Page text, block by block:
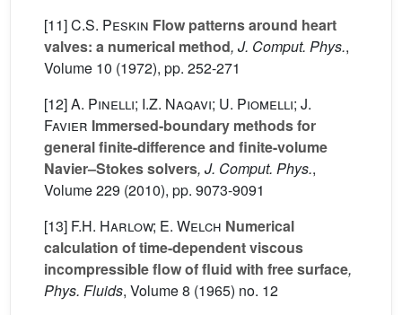
[11]C.S. Peskin Flow patterns around heart
valves: a numerical method, J. Comput. Phys.,
Volume 10 (1972), pp. 252-271
[12]A. Pinelli; I.Z. Naqavi; U. Piomelli; J.
Favier Immersed-boundary methods for
general finite-difference and finite-volume
Navier–Stokes solvers, J. Comput. Phys.,
Volume 229 (2010), pp. 9073-9091
[13] F.H. Harlow; E. Welch Numerical
calculation of time-dependent viscous
incompressible flow of fluid with free surface,
Phys. Fluids, Volume 8 (1965) no. 12